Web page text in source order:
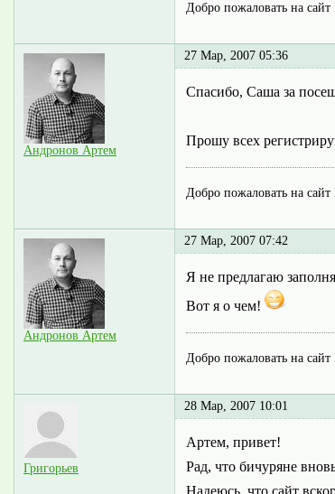
Добро пожаловать на
Андронов Артем
27 Мар, 2007 05:36
Спасибо, Саша за
Прошу всех
Добро пожаловать на
Андронов Артем
27 Мар, 2007 07:42
Я не предлагаю
Вот я о чем!
Добро пожаловать на
Григорьев
28 Мар, 2007 10:01
Артем, привет!
Рад, что бичуряне
Надеюсь, что сайт